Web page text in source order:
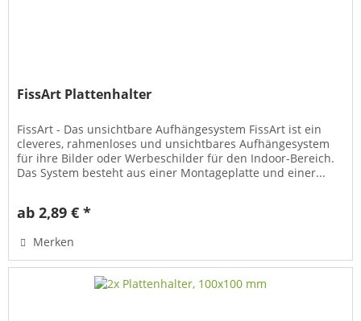
FissArt Plattenhalter
FissArt - Das unsichtbare Aufhängesystem FissArt ist ein
cleveres, rahmenloses und unsichtbares Aufhängesystem
für ihre Bilder oder Werbeschilder für den Indoor-Bereich.
Das System besteht aus einer Montageplatte und einer...
ab 2,89 € *
Merken